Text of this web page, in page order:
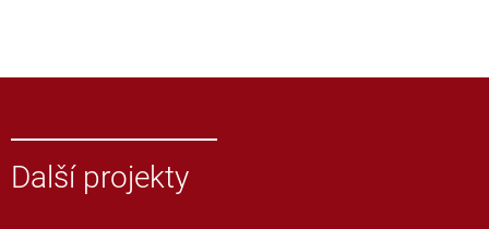
Další projekty